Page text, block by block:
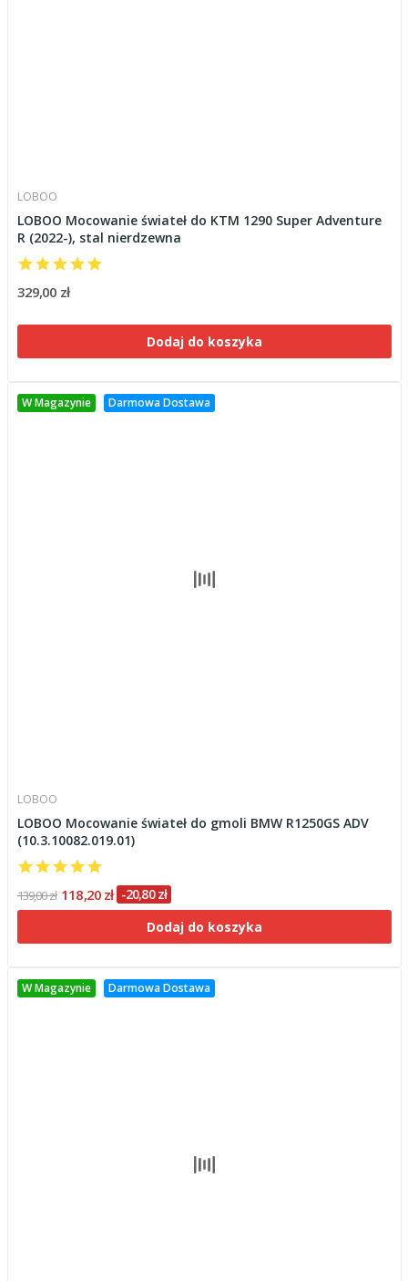
LOBOO
LOBOO Mocowanie świateł do KTM 1290 Super Adventure
R (2022-), stal nierdzewna
329,00 zł
Dodaj do koszyka
W Magazynie Darmowa Dostawa
LOBOO
LOBOO Mocowanie świateł do gmoli BMW R1250GS ADV
(10.3.10082.019.01)
139,00 zł 118,20 zł -20,80 zł
Dodaj do koszyka
W Magazynie Darmowa Dostawa